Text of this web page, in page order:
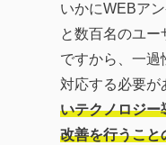
いかにWEBア
と数百名のユ
ですから、一過
対応する必要が
いテクノロジー
改善を行うこと